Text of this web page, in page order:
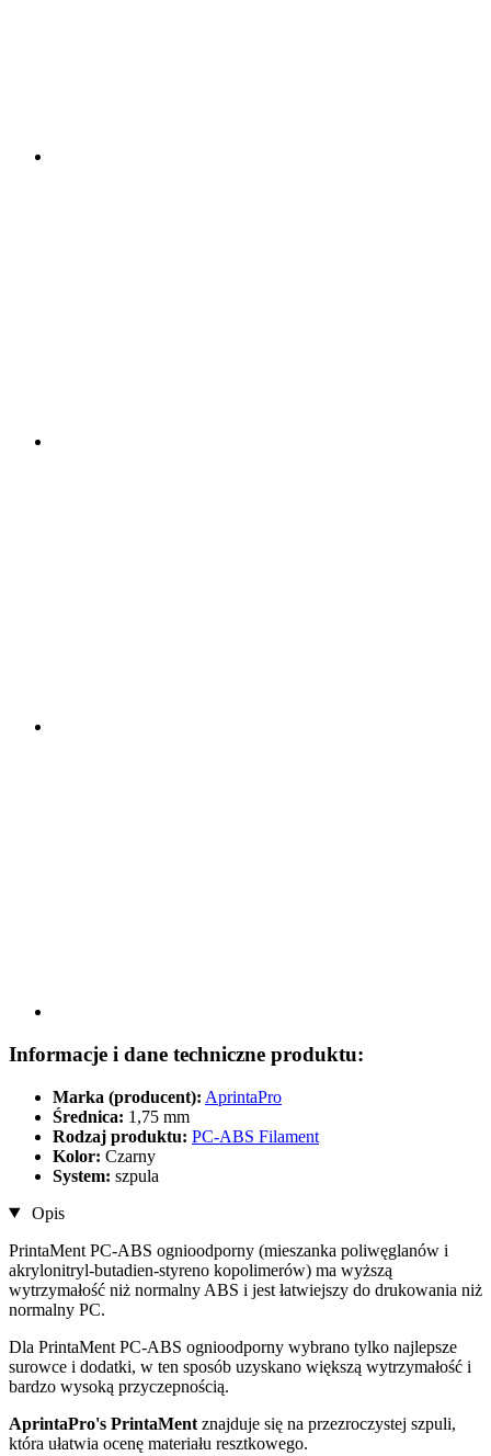
Informacje i dane techniczne produktu:
Marka (producent): AprintaPro
Średnica: 1,75 mm
Rodzaj produktu: PC-ABS Filament
Kolor: Czarny
System: szpula
Opis
PrintaMent PC-ABS ognioodporny (mieszanka poliwęglanów i
akrylonitryl-butadien-styreno kopolimerów) ma wyższą
wytrzymałość niż normalny ABS i jest łatwiejszy do drukowania niż
normalny PC.
Dla PrintaMent PC-ABS ognioodporny wybrano tylko najlepsze
surowce i dodatki, w ten sposób uzyskano większą wytrzymałość i
bardzo wysoką przyczepnością.
AprintaPro's PrintaMent znajduje się na przezroczystej szpuli,
która ułatwia ocenę materiału resztkowego.